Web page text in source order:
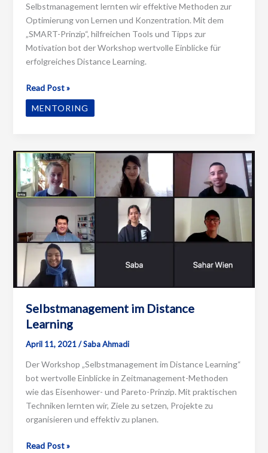
Selbstmanagement lernten wir effektive Methoden zur
Optimierung von Lernen und Konzentration. Mit dem
„SMART-Prinzip“, hilfreichen Tools und Tipps zur
Motivation bot der Workshop wertvolle Einblicke für
erfolgreiches Distance Learning.
Lernmanagement
im
Distance
Read Post »
MENTORING
Selbstmanagement im Distance
Learning
April 11, 2021/Saba Ahmadi
Der Workshop „Selbstmanagement im Distance Learning“
bot wertvolle Einblicke in Zeitmanagement-Methoden
wie das Eisenhower- und Pareto-Prinzip. Mit praktischen
Techniken lernten wir, Ziele zu setzen, Projekte zu
organisieren und effektiv zu planen.
Selbstmanagement
Read Post »